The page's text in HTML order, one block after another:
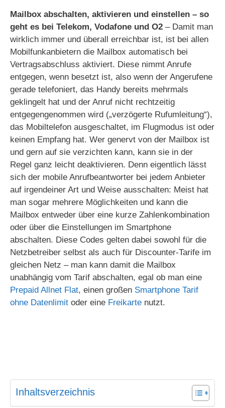
Mailbox abschalten, aktivieren und einstellen – so
geht es bei Telekom, Vodafone und O2 – Damit man
wirklich immer und überall erreichbar ist, ist bei allen
Mobilfunkanbietern die Mailbox automatisch bei
Vertragsabschluss aktiviert. Diese nimmt Anrufe
entgegen, wenn besetzt ist, also wenn der Angerufene
gerade telefoniert, das Handy bereits mehrmals
geklingelt hat und der Anruf nicht rechtzeitig
entgegengenommen wird („verzögerte Rufumleitung“),
das Mobiltelefon ausgeschaltet, im Flugmodus ist oder
keinen Empfang hat. Wer genervt von der Mailbox ist
und gern auf sie verzichten kann, kann sie in der
Regel ganz leicht deaktivieren. Denn eigentlich lässt
sich der mobile Anrufbeantworter bei jedem Anbieter
auf irgendeiner Art und Weise ausschalten: Meist hat
man sogar mehrere Möglichkeiten und kann die
Mailbox entweder über eine kurze Zahlenkombination
oder über die Einstellungen im Smartphone
abschalten. Diese Codes gelten dabei sowohl für die
Netzbetreiber selbst als auch für Discounter-Tarife im
gleichen Netz – man kann damit die Mailbox
unabhängig vom Tarif abschalten, egal ob man eine
Prepaid Allnet Flat, einen großen Smartphone Tarif
ohne Datenlimit oder eine Freikarte nutzt.
Inhaltsverzeichnis